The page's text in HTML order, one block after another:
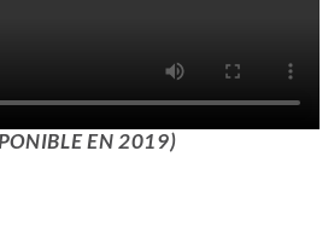
EN 2019)